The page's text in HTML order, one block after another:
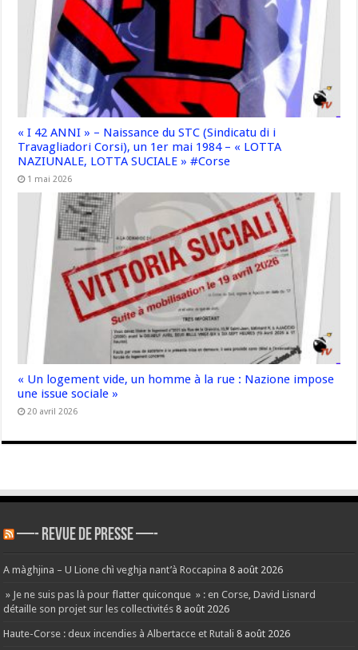
« I 42 ANNI » – Naissance du STC (Sindicatu di i
Travagliadori Corsi), un 1er mai 1984 – « LOTTA
NAZIUNALE, LOTTA SUCIALE » #Corse
1 mai 2026
« Un logement vide, un homme à la rue : Nazione impose
une issue sociale »
20 avril 2026
—- REVUE DE PRESSE —-
A màghjina – U Lione chì veghja nant’à Roccapina 8 août 2026
» Je ne suis pas là pour flatter quiconque » : en Corse, David Lisnard
détaille son projet sur les collectivités 8 août 2026
Haute-Corse : deux incendies à Albertacce et Rutali 8 août 2026